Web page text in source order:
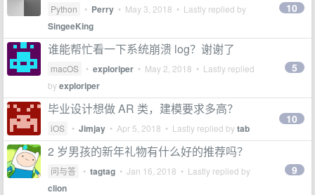
Python • Perry • May 3, 2018 • Lastly replied by
SingeeKing
10
谁能帮忙看一下系统崩溃 log？谢谢了
macOS • exploriper • May 2, 2018 • Lastly replied
byexploriper
5
毕业设计想做 AR 类，建模要求多高？
iOS • Jimjay • Apr 5, 2018 • Lastly replied bytab
10
2 岁男孩的新年礼物有什么好的推荐吗？
问与答 • tagtag • Jan 16, 2018 • Lastly replied by
clion
9